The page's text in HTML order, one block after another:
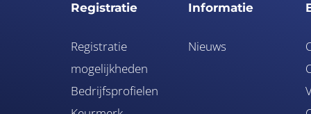
Registratie
Registratie
mogelijkheden
Bedrijfsprofielen
Informatie
Nieuws